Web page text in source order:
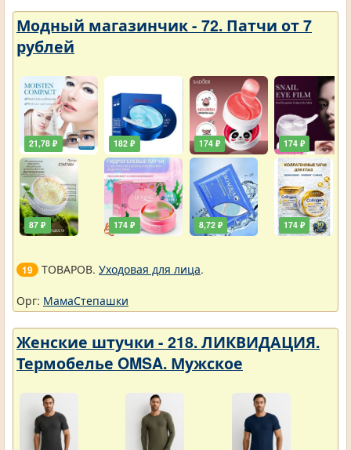
Модный магазинчик - 72. Патчи от 7
рублей
21,78 ₽
87 ₽
182 ₽
174 ₽
174 ₽
8,72 ₽
174 ₽
174 ₽
19 ТОВАРОВ. Уходовая для лица.
Орг: МамаСтепашки
Женские штучки - 218. ЛИКВИДАЦИЯ.
Термобелье OMSA. Мужское